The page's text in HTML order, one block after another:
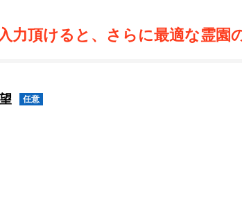
力頂けると、さらに最適な霊園
任意